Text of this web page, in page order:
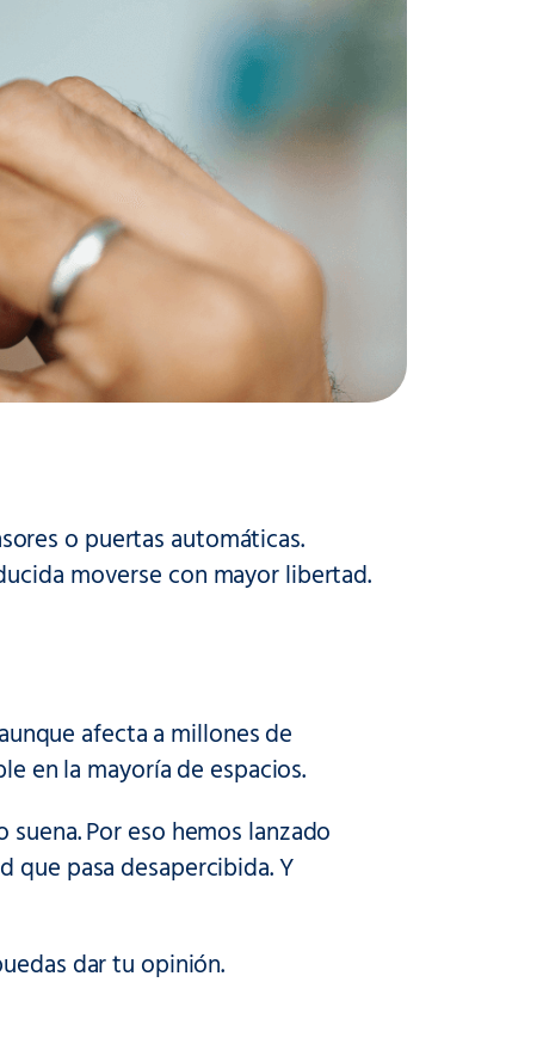
o puertas automáticas.
moverse con mayor libertad.
afecta a millones de
en la mayoría de espacios.
Por eso hemos lanzado
pasa desapercibida. Y
dar tu opinión.